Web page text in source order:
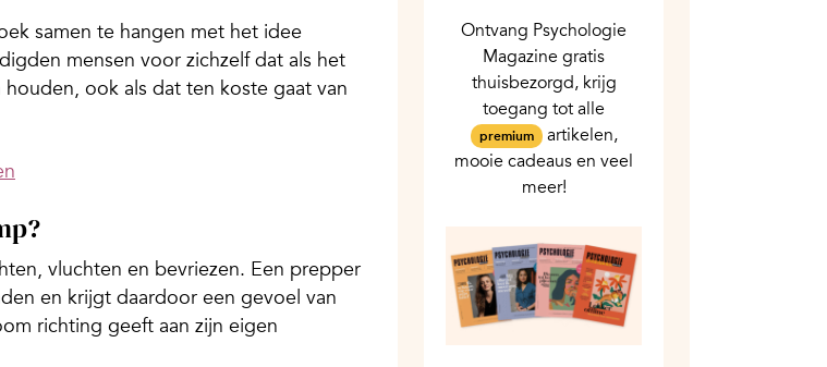
samen te hangen met het idee
mensen voor zichzelf dat als het
ook als dat ten koste gaat van
vluchten en bevriezen. Een prepper
en krijgt daardoor een gevoel van
richting geeft aan zijn eigen
Ontvang Psychologie
Magazine gratis
thuisbezorgd, krijg
toegang tot alle
premium artikelen,
mooie cadeaus en veel
meer!